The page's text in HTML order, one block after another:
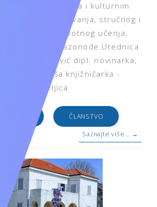
informacijama i kulturnim
potrebe obrazovanja, stručnog i
rada, cjeloživotnog učenja,
odlučivanja i razonode.Urednica
sc. Marija Jović dipl. novinarka,
viša knjižničarka -
ravnateljica
ČLANSTVO
Saznajte više... →